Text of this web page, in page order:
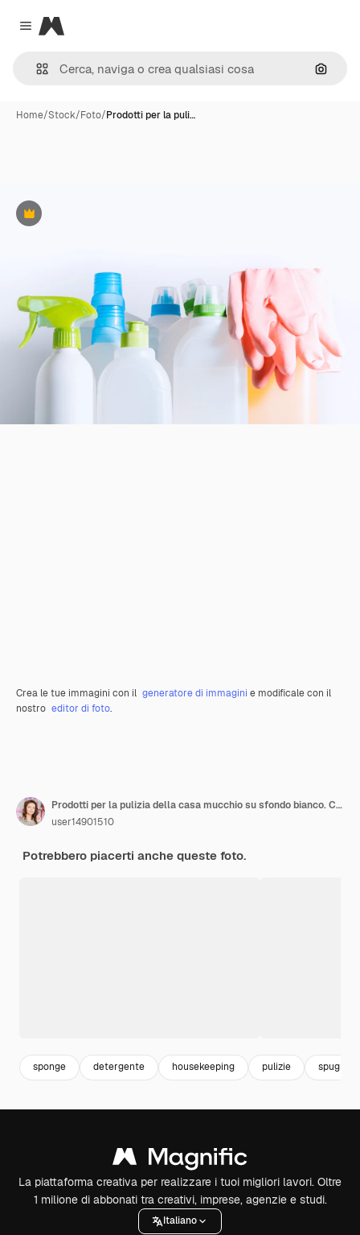
Close menu
Magnific
Cerca
Home/Stock/Foto/Prodotti per la puli…
Premium
Crea le tue immagini con il generatore di immagini e modificale con il
nostro editor di foto.
Prodotti per la pulizia della casa mucchio su sfondo bianco. Concetto di pulizia, prodotti per la pulizia.
user14901510
Potrebbero piacerti anche queste foto.
sponge detergente housekeeping pulizie spugna
La piattaforma creativa per realizzare i tuoi migliori lavori. Oltre
1 milione di abbonati tra creativi, imprese, agenzie e studi.
Italiano